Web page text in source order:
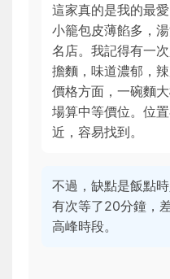
這家真的是我的最
小籠包皮薄餡多，
名店。我記得有一
擔麵，味道濃郁，
價格方面，一碗麵
場算中等價位。位
近，容易找到。
不過，缺點是飯點
有次等了20分鐘，
高峰時段。